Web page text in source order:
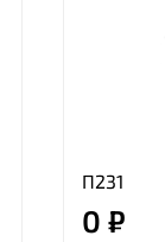
П231
0 ₽